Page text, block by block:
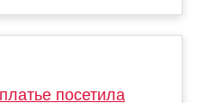
посетила